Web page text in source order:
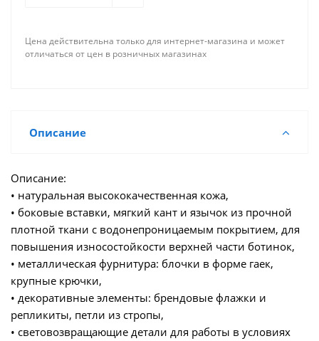
Цена действительна только для интернет-магазина и может
отличаться от цен в розничных магазинах
Описание
Описание:
• натуральная высококачественная кожа,
• боковые вставки, мягкий кант и язычок из прочной
плотной ткани с водонепроницаемым покрытием, для
повышения износостойкости верхней части ботинок,
• металлическая фурнитура: блочки в форме гаек,
крупные крючки,
• декоративные элементы: брендовые флажки и
репликиты, петли из стропы,
• световозвращающие детали для работы в условиях